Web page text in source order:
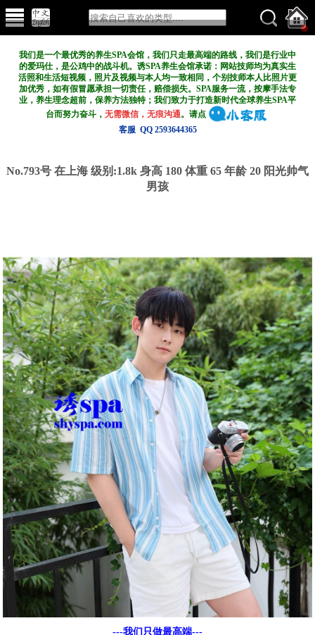
我们是一个最优秀的养生SPA会馆，我们只走最高端的路线，我们是行业中
的爱玛仕，是公鸡中的战斗机。诱SPA养生会馆承诺：网站技师均为真实生
活照和生活短视频，照片及视频与本人均一致相同，个别技师本人比照片更
加优秀，如有假冒愿承担一切责任，赔偿损失。SPA服务一流，按摩手法专
业，养生理念超前，保养方法独特；我们致力于打造新时代全球养生SPA平
台而努力奋斗，无需微信，无痕沟通。请点
客服 QQ 2593644365
No.793号 在上海 级别:1.8k 身高 180 体重 65 年龄 20 阳光帅气
男孩
---我们只做最高端---